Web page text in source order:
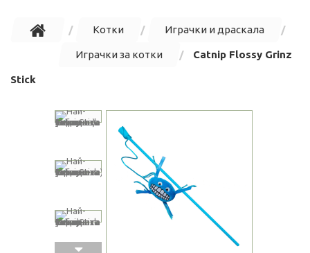
Котки Играчки и драскала
Играчки за котки Catnip Flossy Grinz
Stick